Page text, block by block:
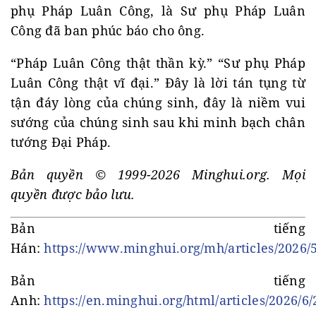
phụ Pháp Luân Công, là Sư phụ Pháp Luân
Công đã ban phúc báo cho ông.
“Pháp Luân Công thật thần kỳ.” “Sư phụ Pháp
Luân Công thật vĩ đại.” Đây là lời tán tụng từ
tận đáy lòng của chúng sinh, đây là niềm vui
sướng của chúng sinh sau khi minh bạch chân
tướng Đại Pháp.
Bản quyền © 1999-2026 Minghui.org. Mọi
quyền được bảo lưu.
Bản tiếng
Hán:https://www.minghui.org/mh/articles/2026/
Bản tiếng
Anh:https://en.minghui.org/html/articles/2026/6/